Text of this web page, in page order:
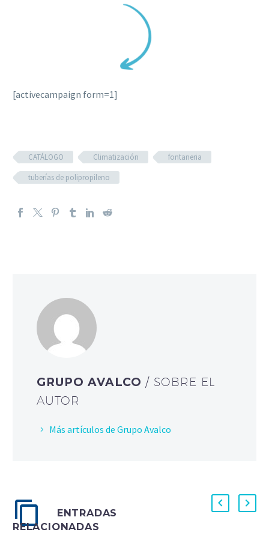
[activecampaign form=1]
CATÁLOGO Climatización
fontaneria
tuberías de polipropileno
GRUPO AVALCO/ SOBRE EL
AUTOR
Más artículos de Grupo Avalco
ENTRADAS
RELACIONADAS